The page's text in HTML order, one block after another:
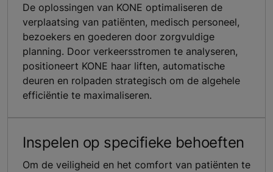
De oplossingen van KONE optimaliseren de
verplaatsing van patiënten, medisch personeel,
bezoekers en goederen door zorgvuldige
planning. Door verkeersstromen te analyseren,
positioneert KONE haar liften, automatische
deuren en rolpaden strategisch om de algehele
efficiëntie te maximaliseren.
Inspelen op specifieke behoeften
Om de veiligheid en het comfort van patiënten te